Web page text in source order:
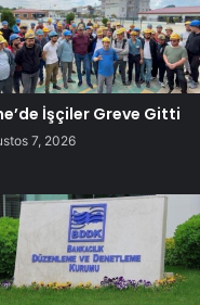
İşçiler Greve Gitti
7, 2026